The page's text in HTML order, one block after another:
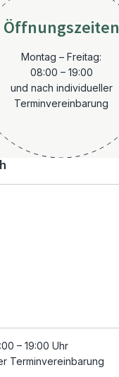
Öffnungszeiten
Montag – Freitag:
08:00 – 19:00
und nach individueller
Terminvereinbarung
– 19:00 Uhr
Terminvereinbarung